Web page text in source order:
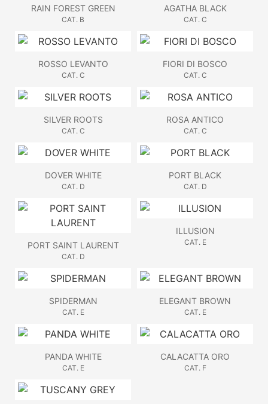
RAIN FOREST GREEN
CAT. B
AGATHA BLACK
CAT. C
ROSSO LEVANTO
CAT. C
FIORI DI BOSCO
CAT. C
SILVER ROOTS
CAT. C
ROSA ANTICO
CAT. C
DOVER WHITE
CAT. D
PORT BLACK
CAT. D
PORT SAINT LAURENT
CAT. D
ILLUSION
CAT. E
SPIDERMAN
CAT. E
ELEGANT BROWN
CAT. E
PANDA WHITE
CAT. E
CALACATTA ORO
CAT. F